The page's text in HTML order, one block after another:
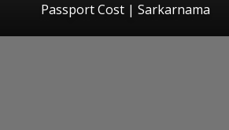
Passport Cost | Sarkarnama